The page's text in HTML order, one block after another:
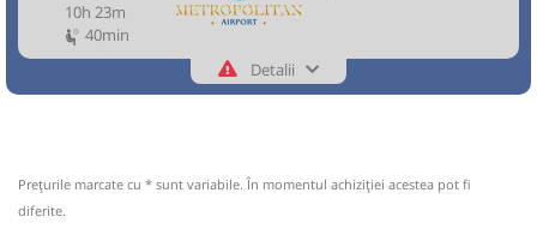
10h 23m
40min
Detalii
Prețurile marcate cu * sunt variabile. În momentul achiziției acestea pot fi
diferite.